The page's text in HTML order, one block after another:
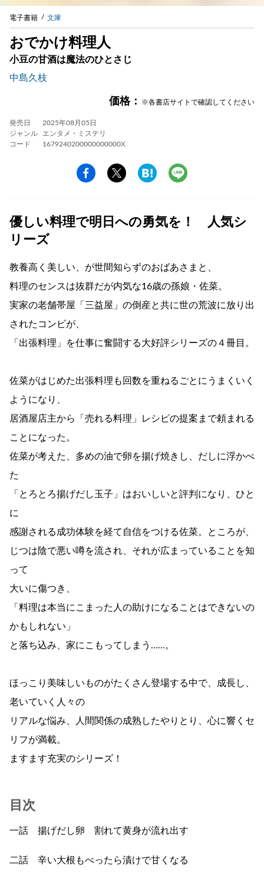
電子書籍 文庫
おでかけ料理人
小豆の甘酒は魔法のひとさじ
中島久枝
価格： ※各書店サイトで確認してください
発売日
2025年08月05日
ジャンル
エンタメ・ミステリ
コード
1679240200000000000X
優しい料理で明日への勇気を！ 人気シ
リーズ
教養高く美しい、が世間知らずのおばあさまと、
料理のセンスは抜群だが内気な16歳の孫娘・佐菜。
実家の老舗帯屋「三益屋」の倒産と共に世の荒波に放り出
されたコンビが、
「出張料理」を仕事に奮闘する大好評シリーズの４冊目。
佐菜がはじめた出張料理も回数を重ねるごとにうまくいく
ようになり、
居酒屋店主から「売れる料理」レシピの提案まで頼まれる
ことになった。
佐菜が考えた、多めの油で卵を揚げ焼きし、だしに浮かべ
た
「とろとろ揚げだし玉子」はおいしいと評判になり、ひと
に
感謝される成功体験を経て自信をつける佐菜。ところが、
じつは陰で悪い噂を流され、それが広まっていることを知
って
大いに傷つき、
「料理は本当にこまった人の助けになることはできないの
かもしれない」
と落ち込み、家にこもってしまう……。
ほっこり美味しいものがたくさん登場する中で、成長し、
老いていく人々の
リアルな悩み、人間関係の成熟したやりとり、心に響くセ
リフが満載。
ますます充実のシリーズ！
目次
一話 揚げだし卵 割れて黄身が流れ出す
二話 辛い大根もべったら漬けで甘くなる